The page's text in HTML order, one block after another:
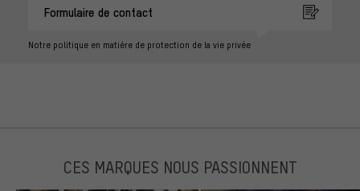
Formulaire de contact
Notre politique en matière de protection de la vie privée
CES MARQUES NOUS PASSIONNENT